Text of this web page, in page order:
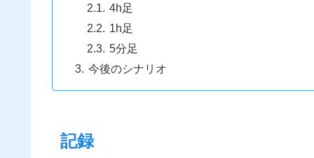
4h足
1h足
5分足
今後のシナリオ
記録